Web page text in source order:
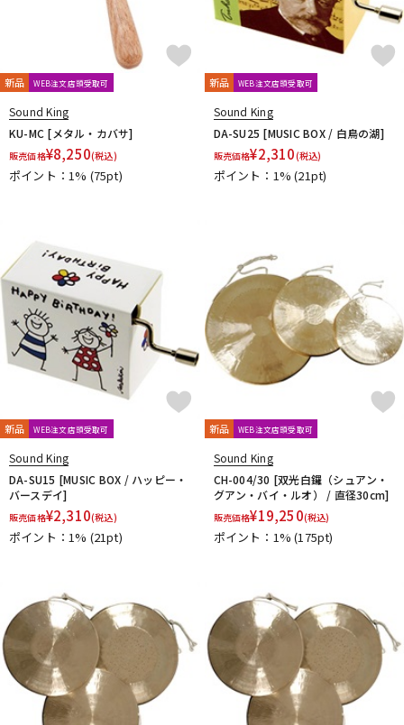
新品 WEB注文店頭受取可
Sound King
KU-MC [メタル・カバサ]
販売価格¥8,250(税込)
ポイント：1% (75pt)
新品 WEB注文店頭受取可
Sound King
DA-SU25 [MUSIC BOX / 白鳥の湖]
販売価格¥2,310(税込)
ポイント：1%(21pt)
新品 WEB注文店頭受取可
Sound King
DA-SU15 [MUSIC BOX / ハッピー・
バースデイ]
販売価格¥2,310(税込)
ポイント：1% (21pt)
新品 WEB注文店頭受取可
Sound King
CH-004/30 [双光白鑼（シュアン・
グアン・バイ・ルオ） / 直径30cm]
販売価格¥19,250(税込)
ポイント：1%(175pt)